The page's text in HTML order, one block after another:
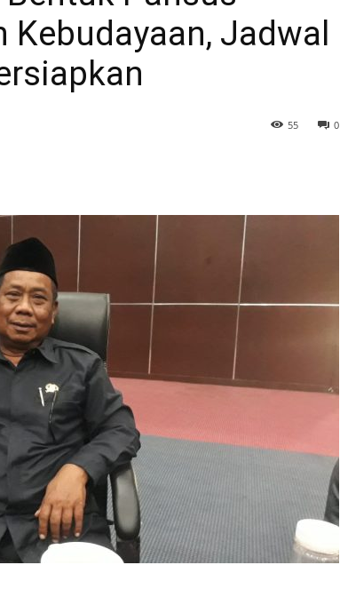
Kebudayaan, Jadwal
0
55